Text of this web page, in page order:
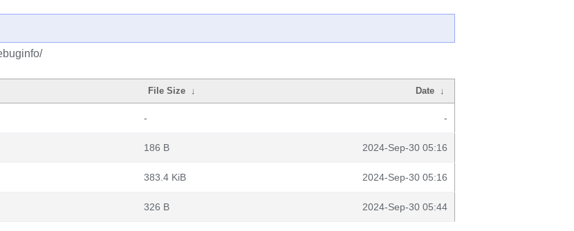
File Size ↓ Date ↓
- -
186 B 2024-Sep-30 05:16
383.4 KiB 2024-Sep-30 05:16
326 B 2024-Sep-30 05:44